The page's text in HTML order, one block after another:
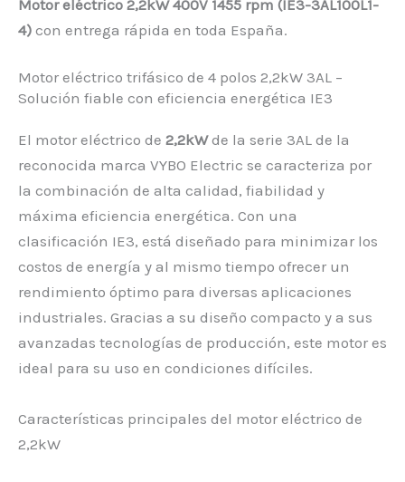
Motor eléctrico 2,2kW 400V 1455 rpm (IE3-3AL100L1-
4) con entrega rápida en toda España.
Motor eléctrico trifásico de 4 polos 2,2kW 3AL –
Solución fiable con eficiencia energética IE3
El motor eléctrico de 2,2kWde la serie 3AL de la
reconocida marca VYBO Electric se caracteriza por
la combinación de alta calidad, fiabilidad y
máxima eficiencia energética. Con una
clasificación IE3, está diseñado para minimizar los
costos de energía y al mismo tiempo ofrecer un
rendimiento óptimo para diversas aplicaciones
industriales. Gracias a su diseño compacto y a sus
avanzadas tecnologías de producción, este motor es
ideal para su uso en condiciones difíciles.
Características principales del motor eléctrico de
2,2kW